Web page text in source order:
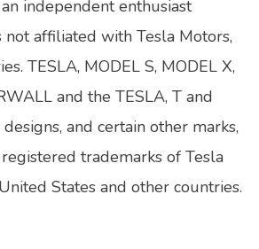
independent enthusiast
not affiliated with Tesla Motors,
TESLA, MODEL S, MODEL X,
and the TESLA, T and
and certain other marks,
trademarks of Tesla
States and other countries.